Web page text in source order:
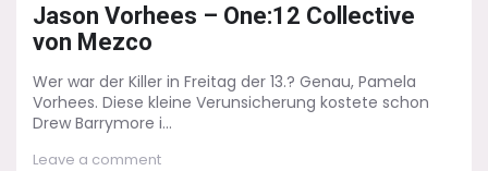
Jason Vorhees – One:12 Collective
von Mezco
Wer war der Killer in Freitag der 13.? Genau, Pamela
Vorhees. Diese kleine Verunsicherung kostete schon
Drew Barrymore i...
Leave a commenton